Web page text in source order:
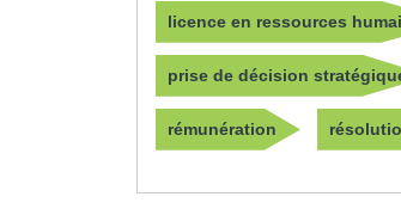
licence en ressources
prise de décision
rémunération